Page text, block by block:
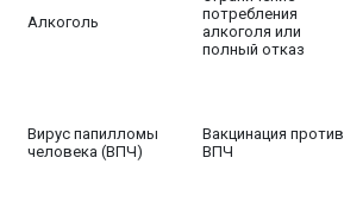
Алкоголь
потребления
алкоголя или
полный отказ
Вирус папилломы
человека (ВПЧ)
Вакцинация против
ВПЧ